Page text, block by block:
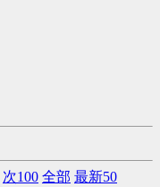
次100 全部 最新50